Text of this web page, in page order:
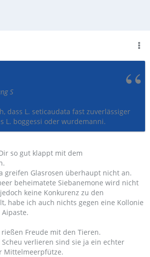
S
dass L. seticaudata fast zuverlässiger
L. boggessi oder wurdemanni.
so gut klappt mit dem
greifen Glasrosen überhaupt nicht an.
beheimatete Siebanemone wird nicht
keine Konkurenz zu den
habe ich auch nichts gegen eine Kollonie
Freude mit den Tieren.
verlieren sind sie ja ein echter
Mittelmeerpfütze.